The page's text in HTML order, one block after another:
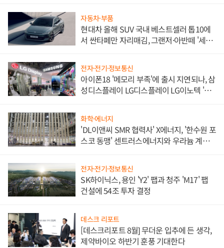
자동차·부품
현대차 올해 SUV 국내 베스트셀러 톱10에
서 싼타페만 자리매김, 그랜저·아반떼 '세단
전자·전기·정보통신
아이폰18 '메모리 부족'에 출시 지연되나, 삼
성디스플레이 LG디스플레이 LG이노텍 '탈
화학·에너지
'DL이앤씨 SMR 협력사' X에너지, '한수원 포
스코 동맹' 센트러스에너지와 우라늄 계약
전자·전기·정보통신
SK하이닉스, 용인 'Y2' 팹과 청주 'M17' 팹
건설에 54조 투자 결정
데스크 리포트
[데스크리포트 8월] 무더운 입추에 든 생각,
제약바이오 하반기 훈풍 기대한다